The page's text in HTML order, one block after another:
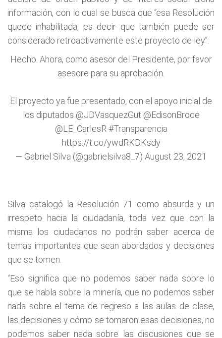
información, con lo cual se busca que “esa Resolución
quede inhabilitada, es decir que también puede ser
considerado retroactivamente este proyecto de ley”.
Hecho. Ahora, como asesor del Presidente, por favor
asesore para su aprobación.
El proyecto ya fue presentado, con el apoyo inicial de
los diputados @JDVasquezGut @EdisonBroce
@LE_CarlesR #Transparencia
https://t.co/ywdRKDKsdy
— Gabriel Silva (@gabrielsilva8_7) August 23, 2021
Silva catalogó la Resolución 71 como absurda y un
irrespeto hacia la ciudadanía, toda vez que con la
misma los ciudadanos no podrán saber acerca de
temas importantes que sean abordados y decisiones
que se tomen.
“Eso significa que no podemos saber nada sobre lo
que se habla sobre la minería, que no podemos saber
nada sobre el tema de regreso a las aulas de clase,
las decisiones y cómo se tomaron esas decisiones, no
podemos saber nada sobre las discusiones que se